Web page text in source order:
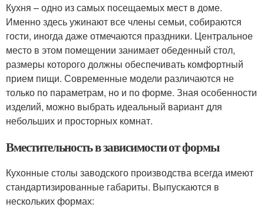
Кухня – одно из самых посещаемых мест в доме.
Именно здесь ужинают все члены семьи, собираются
гости, иногда даже отмечаются праздники. Центральное
место в этом помещении занимает обеденный стол,
размеры которого должны обеспечивать комфортный
прием пищи. Современные модели различаются не
только по параметрам, но и по форме. Зная особенности
изделий, можно выбрать идеальный вариант для
небольших и просторных комнат.
Вместительность в зависимости от формы
Кухонные столы заводского производства всегда имеют
стандартизированные габариты. Выпускаются в
нескольких формах: